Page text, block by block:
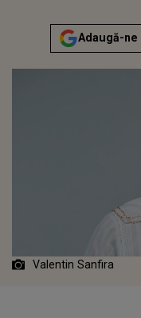
Adaugă-
Valentin Sanfira